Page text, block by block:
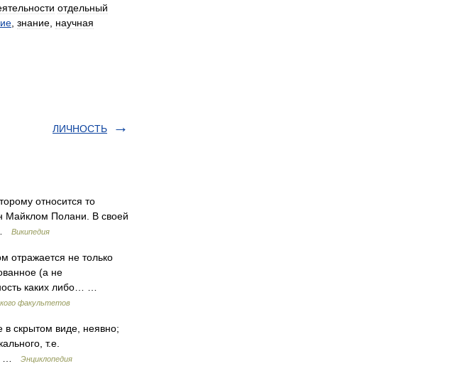
отдельный
знание научная
ЛИЧНОСТЬ
относится то
Майклом Полани. В своей
Википедия
отражается не только
(а не
каких либо… …
факультетов
скрытом виде, неявно;
т.е.
…
Энциклопедия